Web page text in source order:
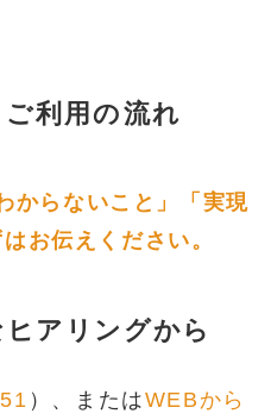
利用の流れ
からないこと」「実現
お伝えください。
アリングから
）、またはWEBから